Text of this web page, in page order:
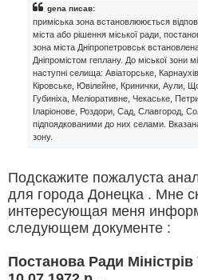
gena писав:
приміська зона встановлююється
міста або рішення міської ради,
зона міста Дніпропетровськ
Дніпромістом геплану. До міської зони
наступні селища: Авіаторське,
Кіровське, Ювілейне, Кринички, Аули,
Губиніха, Меліоративне, Чекаське,
Іларіонове, Роздори, Сад, Славгород,
підпоядкованими до них селами.
зону.
Подскажите пожалуста
для города Донецка . Мне
интересующая меня
следующем документе :
Постанова Ради